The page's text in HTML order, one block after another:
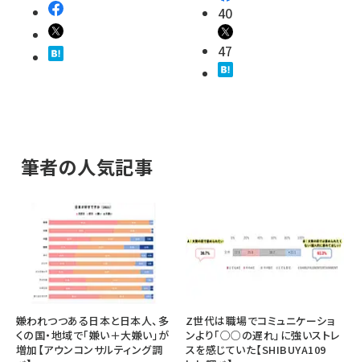
40
47
筆者の人気記事
嫌われつつある日本と日本人、多
くの国・地域で「嫌い＋大嫌い」が
増加【アウンコンサルティング調
Z世代は職場でコミュニケーショ
ンより「○○の遅れ」に強いストレ
スを感じていた【SHIBUYA109